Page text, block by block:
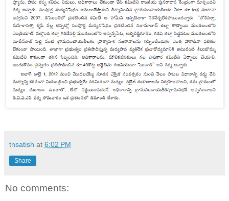
tnsatish at 6:02 PM
Share
No comments: